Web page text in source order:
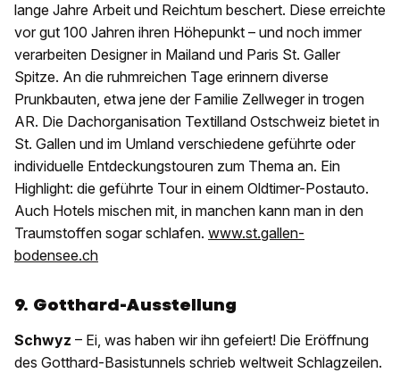
lange Jahre Arbeit und Reichtum beschert. Diese erreichte
vor gut 100 Jahren ihren Höhepunkt – und noch immer
verarbeiten Designer in Mailand und Paris St. Galler
Spitze. An die ruhmreichen Tage erinnern diverse
Prunkbauten, etwa jene der Familie Zellweger in trogen
AR. Die Dachorganisation Textilland Ostschweiz bietet in
St. Gallen und im Umland verschiedene geführte oder
individuelle Entdeckungstouren zum Thema an. Ein
Highlight: die geführte Tour in einem Oldtimer-Postauto.
Auch Hotels mischen mit, in manchen kann man in den
Traumstoffen sogar schlafen. www.st.gallen-
bodensee.ch
9. Gotthard-Ausstellung
Schwyz – Ei, was haben wir ihn gefeiert! Die Eröffnung
des Gotthard-Basistunnels schrieb weltweit Schlagzeilen.